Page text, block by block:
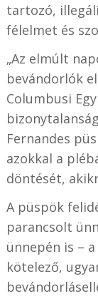
tartozó,
félelmet és
„Az elmúlt
bevándorlók
Columbusi
Fernandes
azokkal a
döntését,
A püspök
parancsolt
ünnepén is –
kötelező,